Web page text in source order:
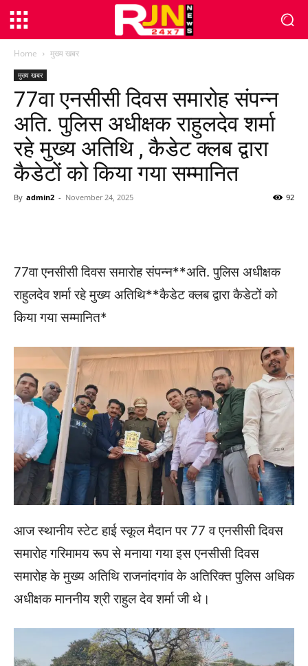
Home मुख्य खबर
मुख्य खबर
77वा एनसीसी दिवस समारोह संपन्न
अति. पुलिस अधीक्षक राहुलदेव शर्मा
रहे मुख्य अतिथि , कैडेट क्लब द्वारा
कैडेटों को किया गया सम्मानित
By admin2 - November 24, 2025 92
77वा एनसीसी दिवस समारोह संपन्न**अति. पुलिस अधीक्षक
राहुलदेव शर्मा रहे मुख्य अतिथि**कैडेट क्लब द्वारा कैडेटों को
किया गया सम्मानित*
आज स्थानीय स्टेट हाई स्कूल मैदान पर 77 व एनसीसी दिवस
समारोह गरिमामय रूप से मनाया गया इस एनसीसी दिवस
समारोह के मुख्य अतिथि राजनांदगांव के अतिरिक्त पुलिस अधिक
अधीक्षक माननीय श्री राहुल देव शर्मा जी थे।